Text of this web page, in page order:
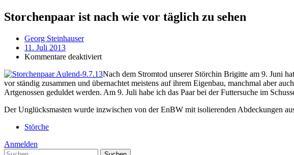
Storchenpaar ist nach wie vor täglich zu sehen
Georg Steinhauser
11. Juli 2013
Kommentare deaktiviertfür
ist
nach
wie
täglich
Nach dem Stromtod unserer Störchin Brigitte am 9. Juni
vor ständig zusammen und übernachtet meistens auf ihrem Eigenbau, manchmal aber
Artgenossen geduldet werden. Am 9. Juli habe ich das Paar bei der Futtersuche im
Der Unglücksmasten wurde inzwischen von der EnBW mit isolierenden Abdeckungen
Störche
Anmelden
Suchen